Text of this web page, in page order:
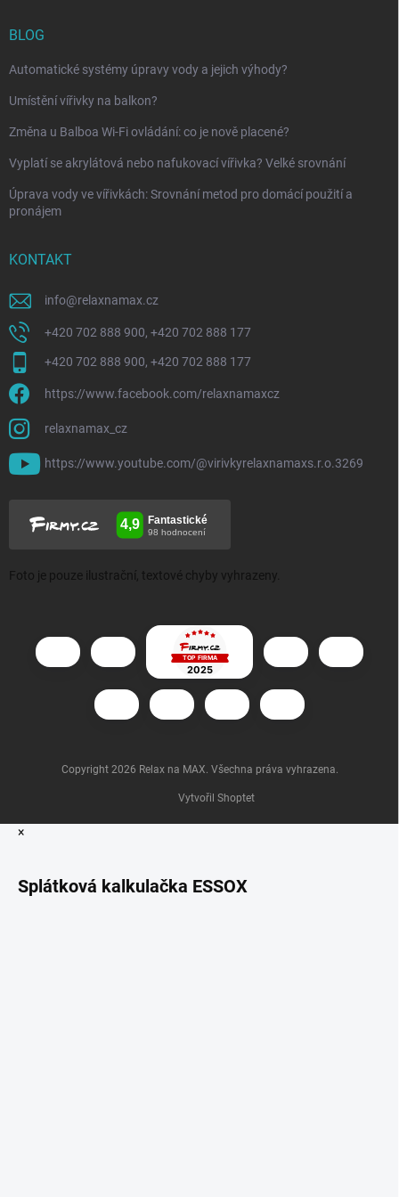
BLOG
Automatické systémy úpravy vody a jejich výhody?
Umístění vířivky na balkon?
Změna u Balboa Wi-Fi ovládání: co je nově placené?
Vyplatí se akrylátová nebo nafukovací vířivka? Velké srovnání
Úprava vody ve vířivkách: Srovnání metod pro domácí použití a
pronájem
KONTAKT
info@relaxnamax.cz
+420 702 888 900, +420 702 888 177
+420 702 888 900, +420 702 888 177
https://www.facebook.com/relaxnamaxcz
relaxnamax_cz
https://www.youtube.com/@virivkyrelaxnamaxs.r.o.3269
Foto je pouze ilustrační, textové chyby vyhrazeny.
Vytvořil Shoptet
Copyright 2026 Relax na MAX. Všechna práva vyhrazena.
×
Splátková kalkulačka ESSOX